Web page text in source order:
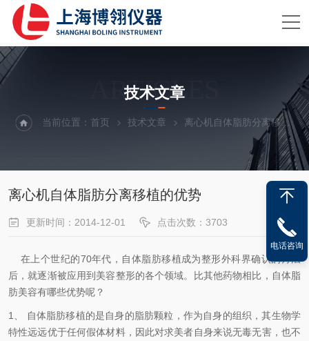
ARTICLES
技术文章
当前位置：首页 技术文章 离心机自体脂肪分离移植的优势
离心机自体脂肪分离移植的优势
更新时间：2014-12-01 点击次数：3703
在上个世纪的70年代，自体脂肪移植成为整形外科界确认的方法
后，就逐渐被应用到美容整形的各个领域。比其他药物相比，自体脂
肪美容有哪些优势呢？
1、 自体脂肪移植的是自身的脂肪颗粒，作为自身的组织，其生物学
特性远远优于任何假体材料，因此对求美者自身来说无毒无害，也不
电话咨询